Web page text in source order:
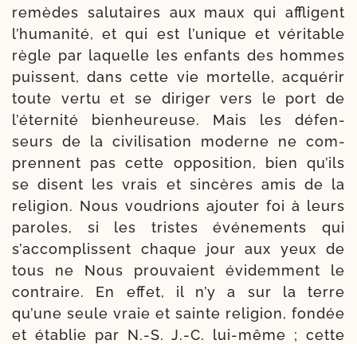
remèdes salu­taires aux maux qui affligent
l’humanité, et qui est l’unique et véri­table
règle par laquelle les enfants des hommes
puissent, dans cette vie mor­telle, acqué­rir
toute ver­tu et se diri­ger vers le port de
l’éternité bien­heu­reuse. Mais les défen­
seurs de la civi­li­sa­tion moderne ne com­
prennent pas cette oppo­si­tion, bien qu’ils
se disent les vrais et sin­cères amis de la
reli­gion. Nous vou­drions ajou­ter foi à leurs
paroles, si les tristes évé­ne­ments qui
s’accomplissent chaque jour aux yeux de
tous ne Nous prou­vaient évi­dem­ment le
contraire. En effet, il n’y a sur la terre
qu’une seule vraie et sainte reli­gion, fon­dée
et éta­blie par N.-S. J.-C. lui-​même ; cette